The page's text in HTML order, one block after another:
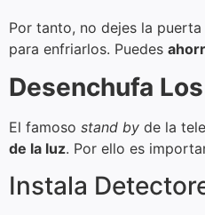
Por tanto, no dejes la
para enfriarlos. Puedes
Desenchufa
El famoso stand by de la
de la luz. Por ello es
Instala